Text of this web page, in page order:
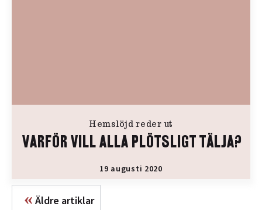
Hemslöjd reder ut
VARFÖR VILL ALLA PLÖTSLIGT TÄLJA?
19 augusti 2020
« Äldre artiklar